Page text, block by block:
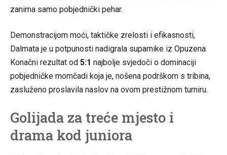
zanima samo pobjednički pehar.
Demonstracijom moći, taktičke zrelosti i efikasnosti,
Dalmata je u potpunosti nadigrala suparnike iz Opuzena.
Konačni rezultat od 5:1 najbolje svjedoči o dominaciji
pobjedničke momčadi koja je, nošena podrškom s tribina,
zasluženo proslavila naslov na ovom prestižnom turniru.
Golijada za treće mjesto i
drama kod juniora